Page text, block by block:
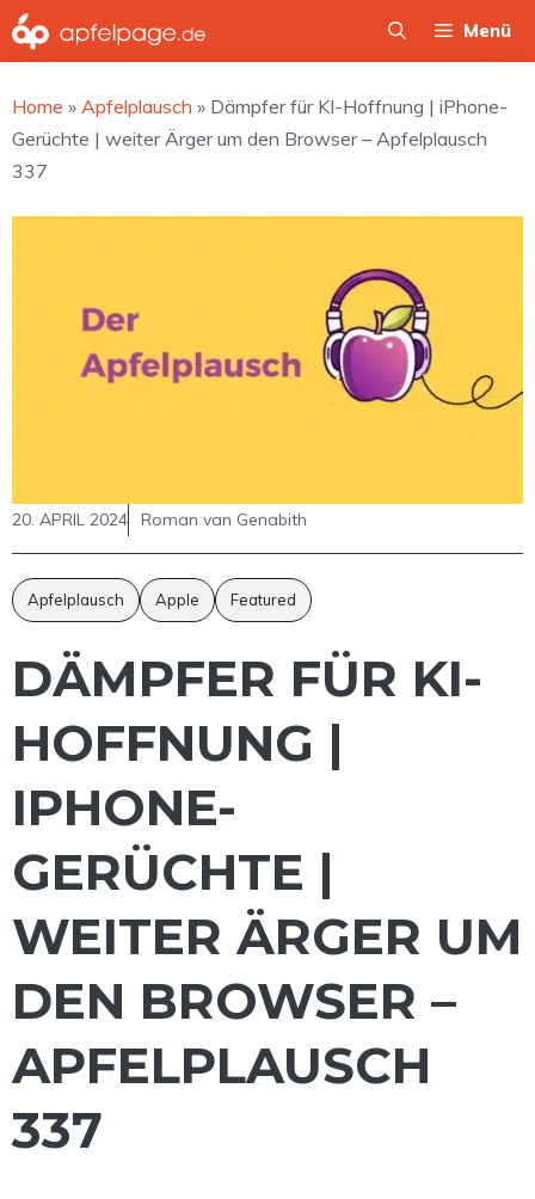
Zum
Inhalt
Menü
Home » Apfelplausch » Dämpfer für KI-Hoffnung | iPhone-
Gerüchte | weiter Ärger um den Browser – Apfelplausch
337
20. APRIL 2024 Roman van Genabith
Apfelplausch Apple Featured
DÄMPFER FÜR KI-
HOFFNUNG |
IPHONE-
GERÜCHTE |
WEITER ÄRGER UM
DEN BROWSER –
APFELPLAUSCH
337